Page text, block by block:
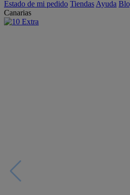
Estado de mi pedido Tiendas Ayuda
Canarias